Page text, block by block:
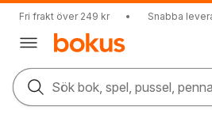
Fri frakt över 249 kr • Snabba
Sök bok, spel, pussel,